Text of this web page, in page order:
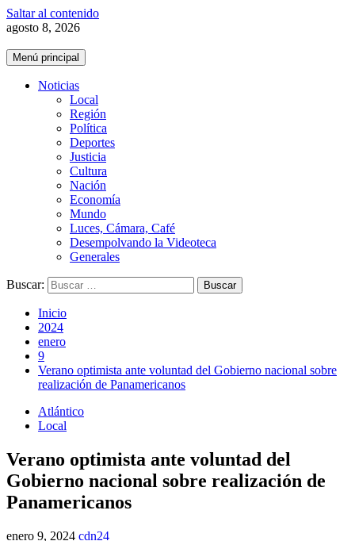
Saltar al contenido
agosto 8, 2026
Menú principal
Noticias
Local
Región
Política
Deportes
Justicia
Cultura
Nación
Economía
Mundo
Luces, Cámara, Café
Desempolvando la Videoteca
Generales
Buscar:
Inicio
2024
enero
9
Verano optimista ante voluntad del Gobierno nacional sobre
realización de Panamericanos
Atlántico
Local
Verano optimista ante voluntad del
Gobierno nacional sobre realización de
Panamericanos
enero 9, 2024 cdn24